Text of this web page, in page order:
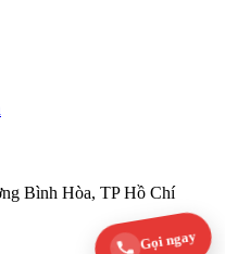
Bình Hòa, TP Hồ Chí
Gọi ngay